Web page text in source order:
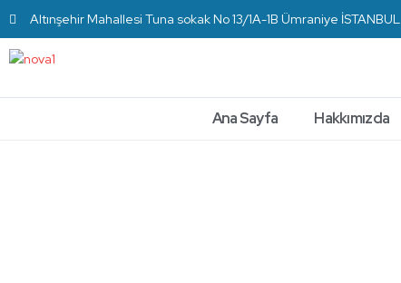
Altınşehir Mahallesi Tuna sokak No 13/1A-1B Ümraniye İSTANBUL
Ana Sayfa Hakkımızda